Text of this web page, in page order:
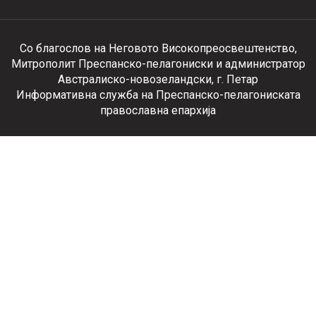
Со благослов на Неговото Високопреосвештенство,
Митрополит Преспанско-пелагониски и администратор
Австралиско-новозеландски, г. Петар
Информативна служба на Преспанско-пелагониската
православна епархија